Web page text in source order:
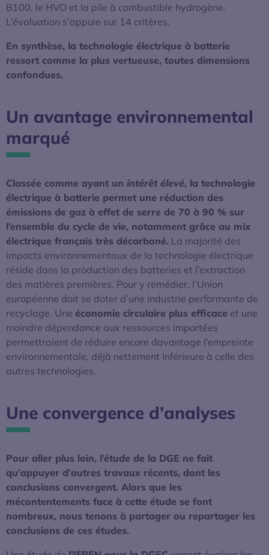
B100, le HVO et la pile à combustible hydrogène.
L’évaluation s’appuie sur 14 critères.
En synthèse, la technologie électrique à batterie
ressort comme la plus vertueuse, toutes dimensions
confondues.
Un avantage environnemental
marqué
Classée comme ayant un intérêt élevé, la technologie
électrique à batterie permet une réduction des
émissions de gaz à effet de serre de 70 à 90 % sur
l’ensemble du cycle de vie, notamment grâce au mix
électrique français très décarboné. La majorité des
impacts environnementaux de la technologie électrique
réside dans la production des batteries et l’extraction
des matières premières. Pour y remédier, l’Union
européenne doit se doter d’une industrie performante de
recyclage. Une économie circulaire plus efficace et une
moindre dépendance aux ressources importées
permettraient de réduire encore davantage l’empreinte
environnementale, déjà nettement inférieure à celle des
autres technologies.
Une convergence d’analyses
Pour aller plus loin, l’étude de la DGE ne fait
qu’appuyer d’autres travaux récents, dont les
conclusions convergent. Alors que les
mécontentements face à cette étude se font
nombreux, nous tenons à partager ou repartager les
conclusions de ces études.